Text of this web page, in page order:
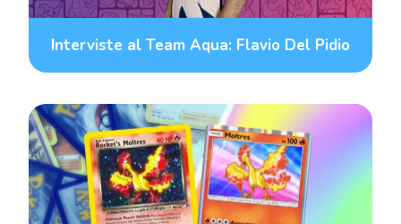
Interviste al Team Aqua: Flavio Del Pidio